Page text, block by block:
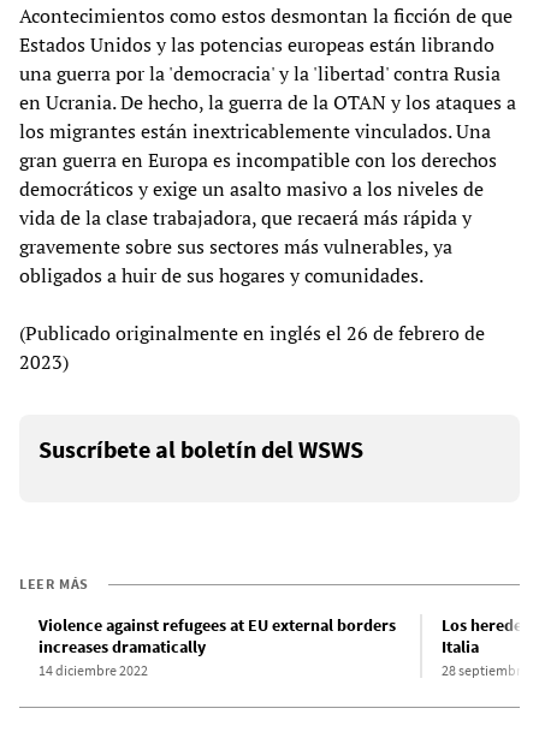
Acontecimientos como estos desmontan la ficción de que
Estados Unidos y las potencias europeas están librando
una guerra por la 'democracia' y la 'libertad' contra Rusia
en Ucrania. De hecho, la guerra de la OTAN y los ataques a
los migrantes están inextricablemente vinculados. Una
gran guerra en Europa es incompatible con los derechos
democráticos y exige un asalto masivo a los niveles de
vida de la clase trabajadora, que recaerá más rápida y
gravemente sobre sus sectores más vulnerables, ya
obligados a huir de sus hogares y comunidades.
(Publicado originalmente en inglés el 26 de febrero de
2023)
Suscríbete al boletín del WSWS
LEER MÁS
Violence against refugees at EU external borders
increases dramatically
14 diciembre 2022
Los
Italia
28 septiembre